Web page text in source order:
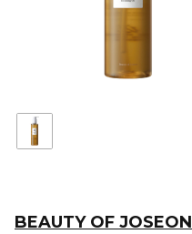
BEAUTY OF JOSEON